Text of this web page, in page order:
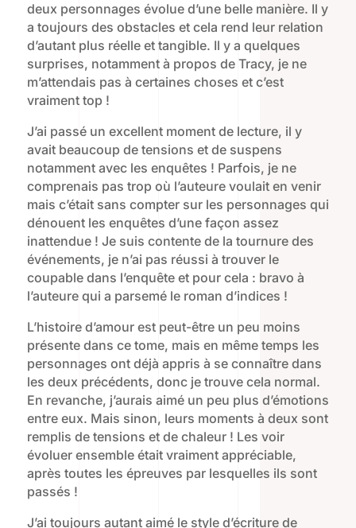
deux personnages évolue d’une belle manière. Il y
a toujours des obstacles et cela rend leur relation
d’autant plus réelle et tangible. Il y a quelques
surprises, notamment à propos de Tracy, je ne
m’attendais pas à certaines choses et c’est
vraiment top !
J’ai passé un excellent moment de lecture, il y
avait beaucoup de tensions et de suspens
notamment avec les enquêtes ! Parfois, je ne
comprenais pas trop où l’auteure voulait en venir
mais c’était sans compter sur les personnages qui
dénouent les enquêtes d’une façon assez
inattendue ! Je suis contente de la tournure des
événements, je n’ai pas réussi à trouver le
coupable dans l’enquête et pour cela : bravo à
l’auteure qui a parsemé le roman d’indices !
L’histoire d’amour est peut-être un peu moins
présente dans ce tome, mais en même temps les
personnages ont déjà appris à se connaître dans
les deux précédents, donc je trouve cela normal.
En revanche, j’aurais aimé un peu plus d’émotions
entre eux. Mais sinon, leurs moments à deux sont
remplis de tensions et de chaleur ! Les voir
évoluer ensemble était vraiment appréciable,
après toutes les épreuves par lesquelles ils sont
passés !
J’ai toujours autant aimé le style d’écriture de